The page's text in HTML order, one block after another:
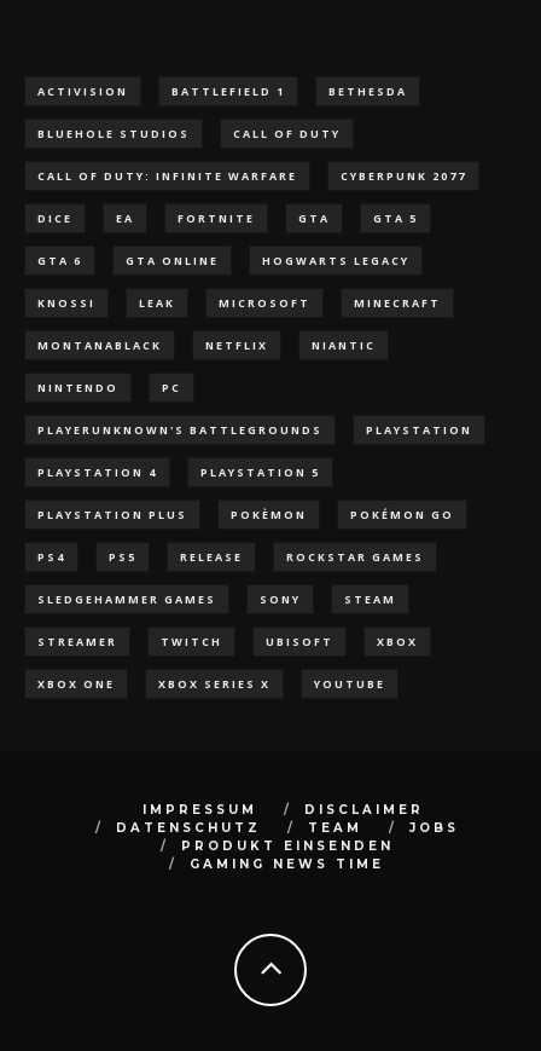
ACTIVISION BATTLEFIELD 1 BETHESDA
BLUEHOLE STUDIOS CALL OF DUTY
CALL OF DUTY: INFINITE WARFARE CYBERPUNK 2077
DICE EA FORTNITE GTA GTA 5
GTA 6 GTA ONLINE HOGWARTS LEGACY
KNOSSI LEAK MICROSOFT MINECRAFT
MONTANABLACK NETFLIX NIANTIC
NINTENDO PC
PLAYERUNKNOWN'S BATTLEGROUNDS PLAYSTATION
PLAYSTATION 4 PLAYSTATION 5
PLAYSTATION PLUS POKÈMON POKÉMON GO
PS4 PS5 RELEASE ROCKSTAR GAMES
SLEDGEHAMMER GAMES SONY STEAM
STREAMER TWITCH UBISOFT XBOX
XBOX ONE XBOX SERIES X YOUTUBE
IMPRESSUM
DISCLAIMER
DATENSCHUTZ
TEAM
JOBS
PRODUKT EINSENDEN
GAMING NEWS TIME